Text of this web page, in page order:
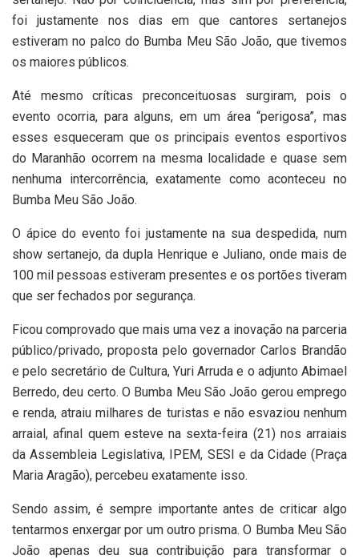
foi justamente nos dias em que cantores sertanejos
estiveram no palco do Bumba Meu São João, que tivemos
os maiores públicos.
Até mesmo críticas preconceituosas surgiram, pois o
evento ocorria, para alguns, em um área “perigosa”, mas
esses esqueceram que os principais eventos esportivos
do Maranhão ocorrem na mesma localidade e quase sem
nenhuma intercorrência, exatamente como aconteceu no
Bumba Meu São João.
O ápice do evento foi justamente na sua despedida, num
show sertanejo, da dupla Henrique e Juliano, onde mais de
100 mil pessoas estiveram presentes e os portões tiveram
que ser fechados por segurança.
Ficou comprovado que mais uma vez a inovação na parceria
público/privado, proposta pelo governador Carlos Brandão
e pelo secretário de Cultura, Yuri Arruda e o adjunto Abimael
Berredo, deu certo. O Bumba Meu São João gerou emprego
e renda, atraiu milhares de turistas e não esvaziou nenhum
arraial, afinal quem esteve na sexta-feira (21) nos arraiais
da Assembleia Legislativa, IPEM, SESI e da Cidade (Praça
Maria Aragão), percebeu exatamente isso.
Sendo assim, é sempre importante antes de criticar algo
tentarmos enxergar por um outro prisma. O Bumba Meu São
João apenas deu sua contribuição para transformar o